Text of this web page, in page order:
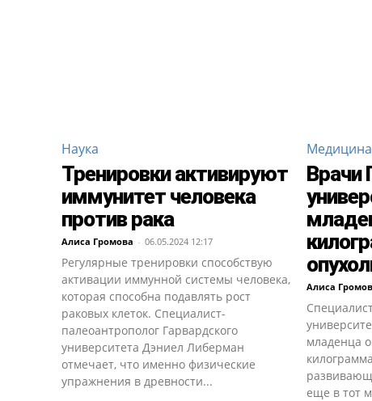
Наука
Тренировки активируют
иммунитет человека
против рака
Алиса Громова - 06.05.2024 12:17
Регулярные тренировки способствую
активации иммунной системы человека,
которая способна подавлять рост
раковых клеток. Специалист-
палеоантрополог Гарвардского
университета Дэниел Либерман
отмечает, что именно физические
упражнения в древности...
Медицина
Врачи
Алиса
младенца
еще в тот